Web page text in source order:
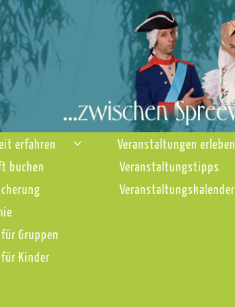
erfahren
buchen
Gruppen
Kinder
Veranstaltungen erleben
Veranstaltungstipps
Veranstaltungskalender